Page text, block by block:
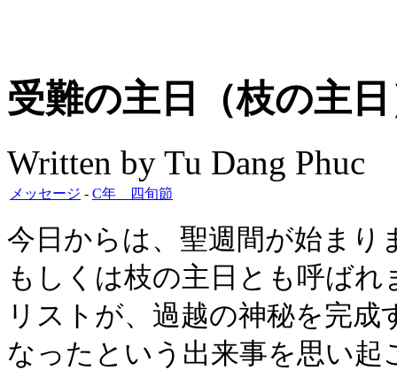
受難の主日（枝の主
Written by Tu Dang Phuc
メッセージ - C年 四旬節
今日からは、聖週間が始まり
もしくは枝の主日とも呼ば
リストが、過越の神秘を完
なったという出来事を思い